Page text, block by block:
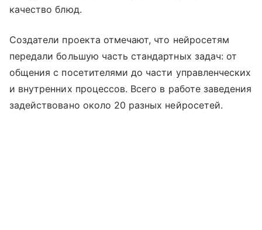
качество блюд.
Создатели проекта отмечают, что нейросетям
передали большую часть стандартных задач: от
общения с посетителями до части управленческих
и внутренних процессов. Всего в работе заведения
задействовано около 20 разных нейросетей.